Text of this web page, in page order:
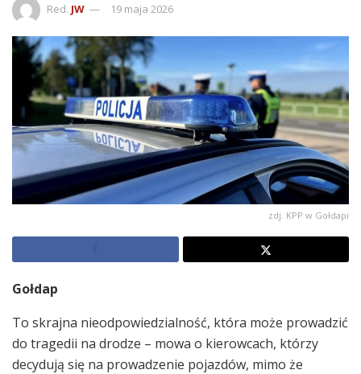
Red. JW 19 maja 2026
zdj. KPP w Gołdapi
Gołdap
To skrajna nieodpowiedzialność, która może prowadzić
do tragedii na drodze – mowa o kierowcach, którzy
decydują się na prowadzenie pojazdów, mimo że